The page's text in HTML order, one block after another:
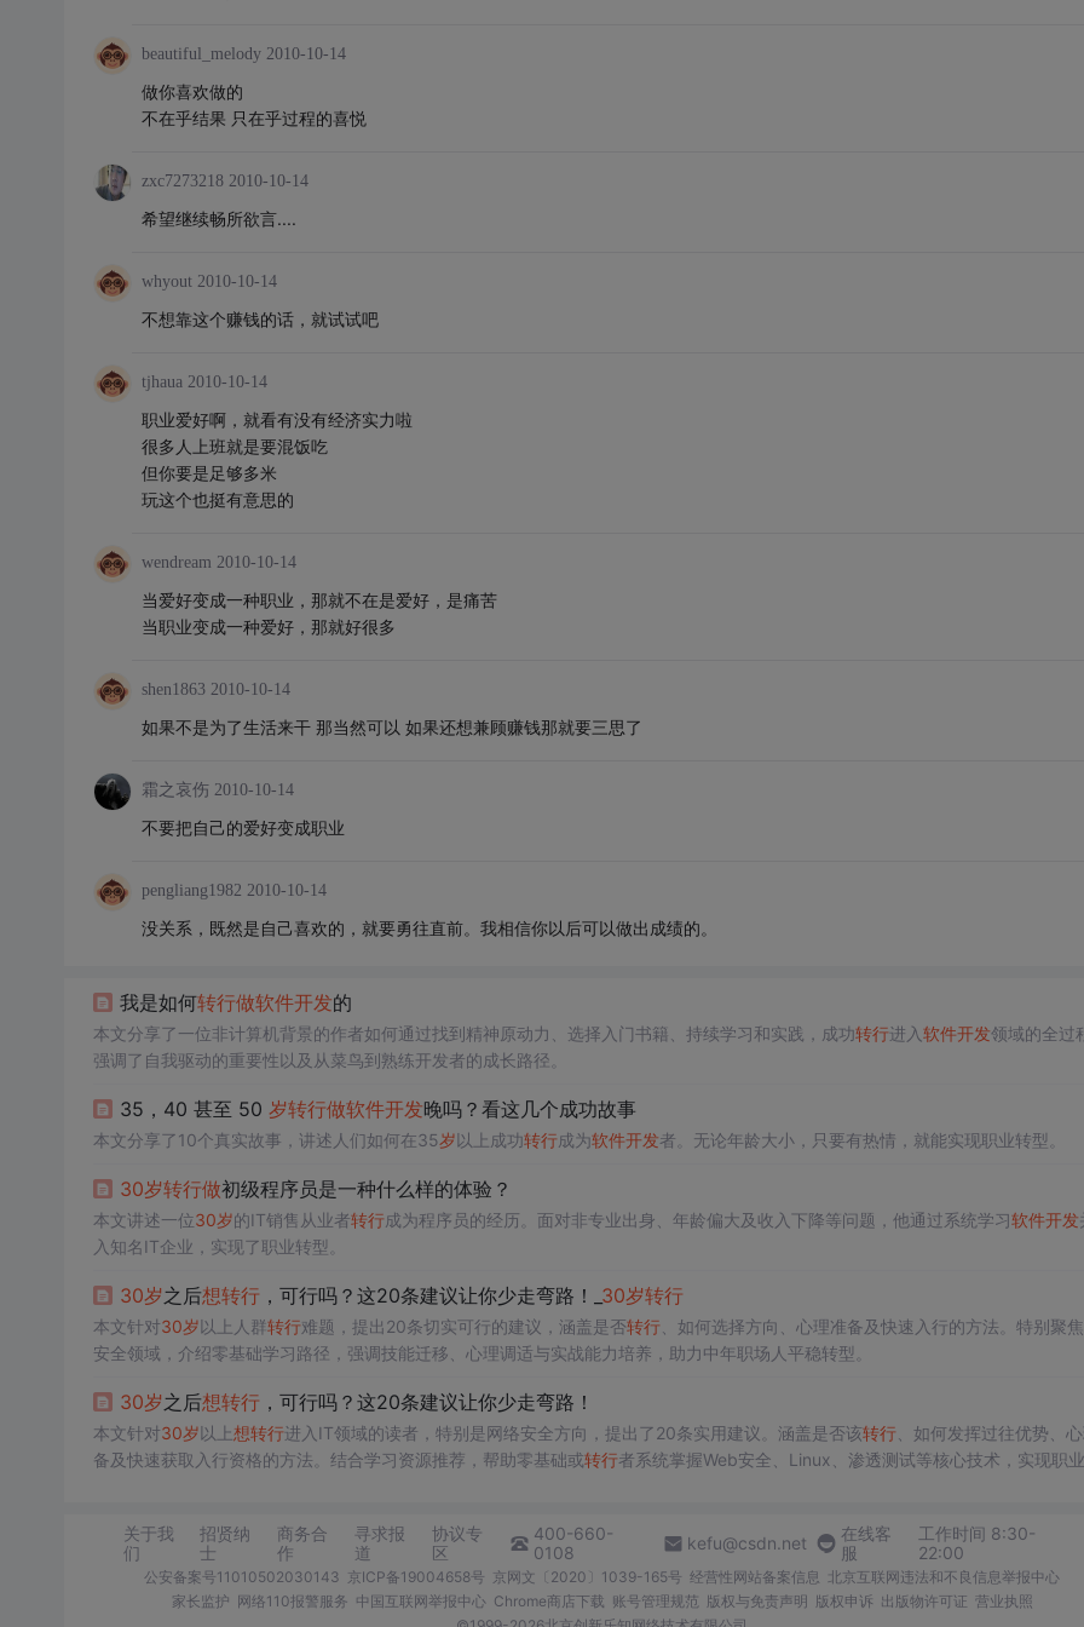
beautiful_melody 2010-10-14
做你喜欢做的
不在乎结果 只在乎过程的喜悦
zxc7273218 2010-10-14
希望继续畅所欲言....
whyout 2010-10-14
不想靠这个赚钱的话，就试试吧
tjhaua 2010-10-14
职业爱好啊，就看有没有经济实力啦
很多人上班就是要混饭吃
但你要是足够多米
玩这个也挺有意思的
wendream 2010-10-14
当爱好变成一种职业，那就不在是爱好，是痛苦
当职业变成一种爱好，那就好很多
shen1863 2010-10-14
如果不是为了生活来干 那当然可以 如果还想兼顾赚钱那就要三思了
霜之哀伤 2010-10-14
不要把自己的爱好变成职业
pengliang1982 2010-10-14
没关系，既然是自己喜欢的，就要勇往直前。我相信你以后可以做出成绩的。
我是如何转行做软件开发的
本文分享了一位非计算机背景的作者如何通过找到精神原动力、选择入门书籍、持续学习和实践，成功转行进入软件开发领域的全过
强调了自我驱动的重要性以及从菜鸟到熟练开发者的成长路径。
35，40 甚至 50 岁转行做软件开发晚吗？看这几个成功故事
本文分享了10个真实故事，讲述人们如何在35岁以上成功转行成为软件开发者。无论年龄大小，只要有热情，就能实现职业转型。
30岁转行做初级程序员是一种什么样的体验？
本文讲述一位30岁的IT销售从业者转行成为程序员的经历。面对非专业出身、年龄偏大及收入下降等问题，他通过系统学习软件开发
入知名IT企业，实现了职业转型。
30岁之后想转行，可行吗？这20条建议让你少走弯路！_ 30岁转行
本文针对30岁以上人群转行难题，提出20条切实可行的建议，涵盖是否转行、如何选择方向、心理准备及快速入行的方法。特别聚
安全领域，介绍零基础学习路径，强调技能迁移、心理调适与实战能力培养，助力中年职场人平稳转型。
30岁之后想转行，可行吗？这20条建议让你少走弯路！
本文针对30岁以上想转行进入IT领域的读者，特别是网络安全方向，提出了20条实用建议。涵盖是否该转行、如何发挥过往优势、
备及快速获取入行资格的方法。结合学习资源推荐，帮助零基础或转行者系统掌握Web安全、Linux、渗透测试等核心技术，实现职
关于我
们
招贤纳
士
商务合
作
寻求报
道
协议专
区
400-660-
0108
kefu@csdn.net
在线客
服
工作时间 8:30-
22:00
公安备案号11010502030143 京ICP备19004658号 京网文〔2020〕1039-165号 经营性网站备案信息 北京互联网违法和不良信息举报中心
家长监护 网络110报警服务 中国互联网举报中心 Chrome商店下载 账号管理规范 版权与免责声明 版权申诉 出版物许可证 营业执照